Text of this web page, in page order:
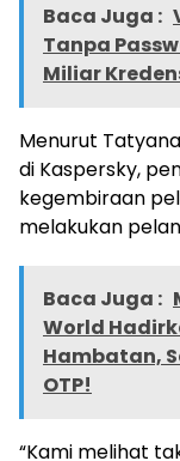
Baca Juga :
Tanpa
Miliar
Menurut
di Kaspersky,
kegembiraan
melakukan
Baca Juga :
World
Hambatan,
OTP!
“Kami melihat